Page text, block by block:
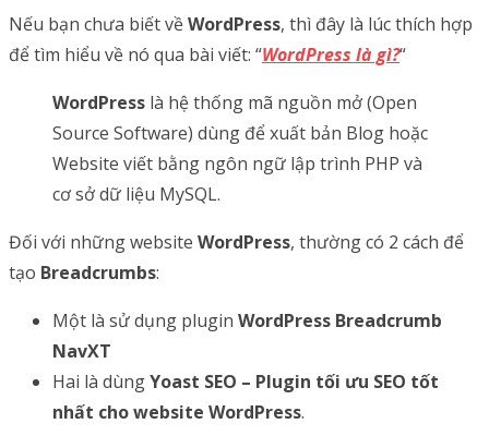
Nếu bạn chưa biết vềWordPress, thì đây là lúc thích hợp
để tìm hiểu về nó qua bài viết: “WordPress là gì?“
WordPress là hệ thống mã nguồn mở (Open
Source Software) dùng để xuất bản Blog hoặc
Website viết bằng ngôn ngữ lập trình PHP và
cơ sở dữ liệu MySQL.
Đối với những website WordPress, thường có 2 cách để
tạo Breadcrumbs:
Một là sử dụng plugin WordPress Breadcrumb
NavXT
Hai là dùngYoast SEO – Plugin tối ưu SEO tốt
nhất cho website WordPress.